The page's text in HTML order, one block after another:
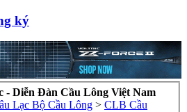
ký
- Diễn Đàn Cầu Lông Việt Nam
Lạc Bộ Cầu Lông > CLB Cầu